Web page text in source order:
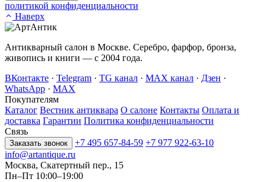
политикой конфиденциальности
Наверх
Антикварный салон в Москве. Серебро, фарфор, бронза,
живопись и книги — с 2004 года.
ВКонтакте · Telegram · TG канал · MAX канал · Дзен ·
WhatsApp · MAX
Покупателям
Каталог Вестник антиквара О салоне Контакты Оплата и
доставка Гарантии Политика конфиденциальности
Связь
Заказать звонок +7 495 657-84-59 +7 977 922-63-10
info@artantique.ru
Москва, Скатертный пер., 15
Пн–Пт 10:00–19:00